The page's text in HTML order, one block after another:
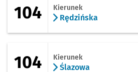
104 Kierunek
Rędzińska
104 Kierunek
Ślazowa